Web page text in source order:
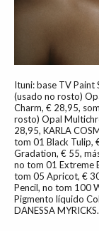
Ituni: base TV Paint
(usado no rosto)
Charm, € 28,95,
rosto) Opal
28,95, KARLA
tom 01 Black Tulip,
Gradation, € 55,
no tom 01 Extreme
tom 05 Apricot, €
Pencil, no tom 100
Pigmento líquido
DANESSA MYRICKS.